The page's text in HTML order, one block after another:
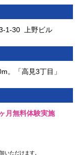
1-30 上野ビル
。「高見3丁目」
月無料体験実施
いただけます。